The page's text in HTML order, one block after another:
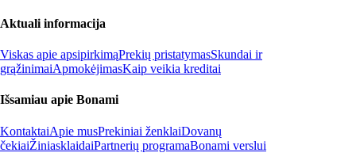
Aktuali informacija
Viskas apie apsipirkimąPrekių pristatymasSkundai ir
grąžinimaiApmokėjimasKaip veikia kreditai
Išsamiau apie Bonami
KontaktaiApie musPrekiniai ženklaiDovanų
čekiaiŽiniasklaidaiPartnerių programaBonami verslui